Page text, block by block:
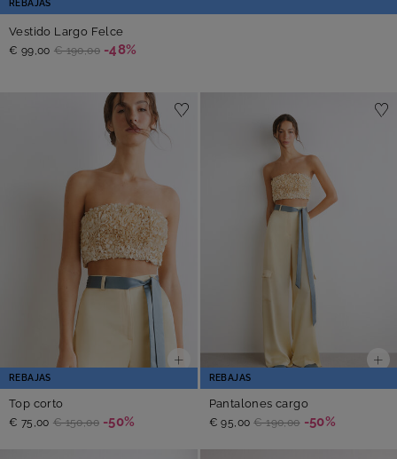
REBAJAS
Vestido Largo Felce
€ 99,00 € 190,00 -48%
REBAJAS
Top corto
€ 75,00 € 150,00 -50%
REBAJAS
Pantalones cargo
€ 95,00 € 190,00 -50%